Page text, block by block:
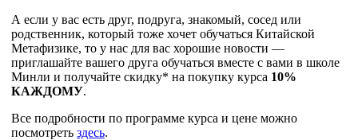
А если у вас есть друг, подруга, знакомый, сосед или
родственник, который тоже хочет обучаться Китайской
Метафизике, то у нас для вас хорошие новости —
приглашайте вашего друга обучаться вместе с вами в школе
Минли и получайте скидку* на покупку курса 10%
КАЖДОМУ.
Все подробности по программе курса и цене можно
посмотреть здесь.